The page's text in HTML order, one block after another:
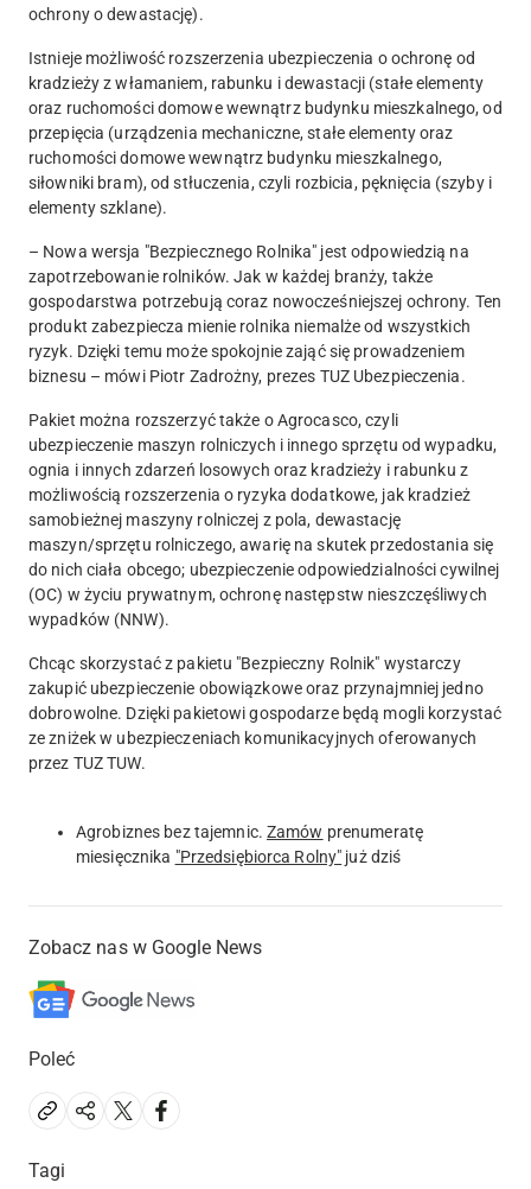
ochrony o dewastację).
Istnieje możliwość rozszerzenia ubezpieczenia o ochronę od
kradzieży z włamaniem, rabunku i dewastacji (stałe elementy
oraz ruchomości domowe wewnątrz budynku mieszkalnego, od
przepięcia (urządzenia mechaniczne, stałe elementy oraz
ruchomości domowe wewnątrz budynku mieszkalnego,
siłowniki bram), od stłuczenia, czyli rozbicia, pęknięcia (szyby i
elementy szklane).
– Nowa wersja "Bezpiecznego Rolnika" jest odpowiedzią na
zapotrzebowanie rolników. Jak w każdej branży, także
gospodarstwa potrzebują coraz nowocześniejszej ochrony. Ten
produkt zabezpiecza mienie rolnika niemalże od wszystkich
ryzyk. Dzięki temu może spokojnie zająć się prowadzeniem
biznesu – mówi Piotr Zadrożny, prezes TUZ Ubezpieczenia.
Pakiet można rozszerzyć także o Agrocasco, czyli
ubezpieczenie maszyn rolniczych i innego sprzętu od wypadku,
ognia i innych zdarzeń losowych oraz kradzieży i rabunku z
możliwością rozszerzenia o ryzyka dodatkowe, jak kradzież
samobieżnej maszyny rolniczej z pola, dewastację
maszyn/sprzętu rolniczego, awarię na skutek przedostania się
do nich ciała obcego; ubezpieczenie odpowiedzialności cywilnej
(OC) w życiu prywatnym, ochronę następstw nieszczęśliwych
wypadków (NNW).
Chcąc skorzystać z pakietu "Bezpieczny Rolnik" wystarczy
zakupić ubezpieczenie obowiązkowe oraz przynajmniej jedno
dobrowolne. Dzięki pakietowi gospodarze będą mogli korzystać
ze zniżek w ubezpieczeniach komunikacyjnych oferowanych
przez TUZ TUW.
Agrobiznes bez tajemnic. Zamów prenumeratę
miesięcznika "Przedsiębiorca Rolny" już dziś
Zobacz nas w Google News
Poleć
Tagi